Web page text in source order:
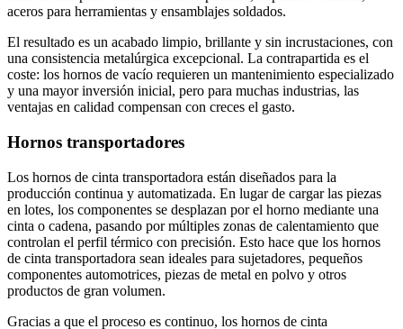
aceros para herramientas y ensamblajes soldados.
El resultado es un acabado limpio, brillante y sin incrustaciones, con
una consistencia metalúrgica excepcional. La contrapartida es el
coste: los hornos de vacío requieren un mantenimiento especializado
y una mayor inversión inicial, pero para muchas industrias, las
ventajas en calidad compensan con creces el gasto.
Hornos transportadores
Los hornos de cinta transportadora están diseñados para la
producción continua y automatizada. En lugar de cargar las piezas
en lotes, los componentes se desplazan por el horno mediante una
cinta o cadena, pasando por múltiples zonas de calentamiento que
controlan el perfil térmico con precisión. Esto hace que los hornos
de cinta transportadora sean ideales para sujetadores, pequeños
componentes automotrices, piezas de metal en polvo y otros
productos de gran volumen.
Gracias a que el proceso es continuo, los hornos de cinta